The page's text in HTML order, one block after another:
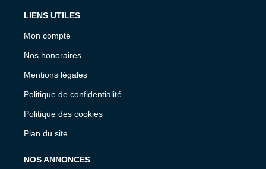
LIENS UTILES
Mon compte
Nos honoraires
Mentions légales
Politique de confidentialité
Politique des cookies
Plan du site
NOS ANNONCES